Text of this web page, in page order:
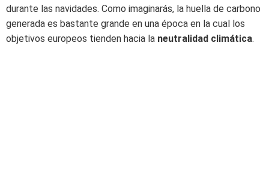
durante las navidades. Como imaginarás, la huella de carbono
generada es bastante grande en una época en la cual los
objetivos europeos tienden hacia la neutralidad climática.